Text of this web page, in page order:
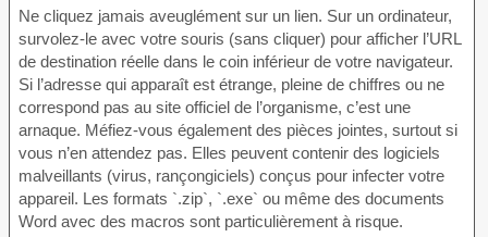
Ne cliquez jamais aveuglément sur un lien. Sur un ordinateur,
survolez-le avec votre souris (sans cliquer) pour afficher l’URL
de destination réelle dans le coin inférieur de votre navigateur.
Si l’adresse qui apparaît est étrange, pleine de chiffres ou ne
correspond pas au site officiel de l’organisme, c’est une
arnaque. Méfiez-vous également des pièces jointes, surtout si
vous n’en attendez pas. Elles peuvent contenir des logiciels
malveillants (virus, rançongiciels) conçus pour infecter votre
appareil. Les formats `.zip`, `.exe` ou même des documents
Word avec des macros sont particulièrement à risque.